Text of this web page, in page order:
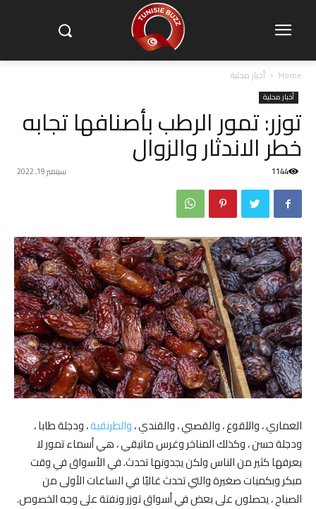
Home أخبار محلية
أخبار محلية
توزر: تمور الرطب بأصنافها تجابه
خطر الاندثار والزوال
سبتمبر 19, 2022 1144
العماري ، واللقوع ، والقصبي ، والقندي ،والطرنقية، ودجلة طابا ،
ودجلة حسن ، وكذلك المناخر وغرس ماتيقي ، هي أسماء تمور لا
يعرفها كثير من الناس ولكن يجدونها تحدث. في الأسواق في وقت
مبكر وبكميات صغيرة والتي تحدث غالبًا في الساعات الأولى من
الصباح ، يحصلون على بعض في أسواق توزر ونفتة على وجه الخصوص.